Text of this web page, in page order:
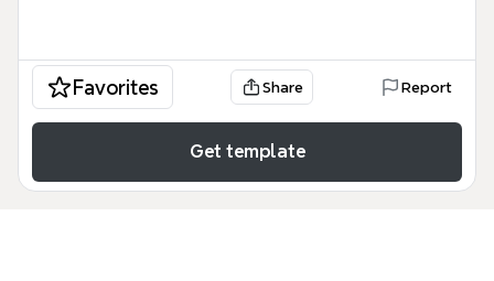
Favorites Share Report
Get template